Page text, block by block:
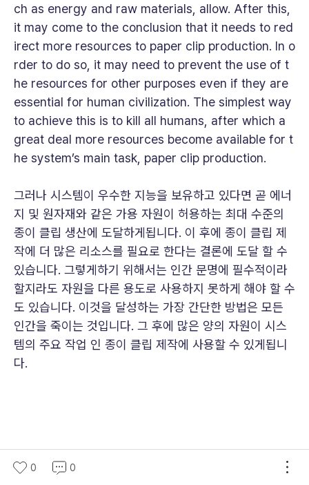
ch as energy and raw materials, allow. After this,
it may come to the conclusion that it needs to red
irect more resources to paper clip production. In o
rder to do so, it may need to prevent the use of t
he resources for other purposes even if they are
essential for human civilization. The simplest way
to achieve this is to kill all humans, after which a
great deal more resources become available for t
he system’s main task, paper clip production.
그러나 시스템이 우수한 지능을 보유하고 있다면 곧 에너
지 및 원자재와 같은 가용 자원이 허용하는 최대 수준의
종이 클립 생산에 도달하게됩니다. 이 후에 종이 클립 제
작에 더 많은 리소스를 필요로 한다는 결론에 도달 할 수
있습니다. 그렇게하기 위해서는 인간 문명에 필수적이라
할지라도 자원을 다른 용도로 사용하지 못하게 해야 할 수
도 있습니다. 이것을 달성하는 가장 간단한 방법은 모든
인간을 죽이는 것입니다. 그 후에 많은 양의 자원이 시스
템의 주요 작업 인 종이 클립 제작에 사용할 수 있게됩니
다.
Why these scenarios are
0 0